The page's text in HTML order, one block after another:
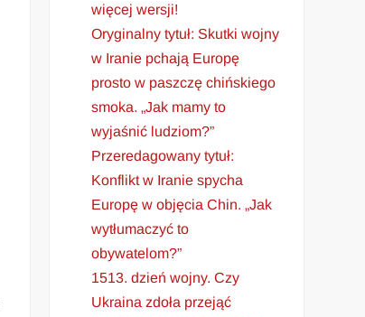
więcej wersji!
Oryginalny tytuł: Skutki wojny
w Iranie pchają Europę
prosto w paszczę chińskiego
smoka. „Jak mamy to
wyjaśnić ludziom?”
Przeredagowany tytuł:
Konflikt w Iranie spycha
Europę w objęcia Chin. „Jak
wytłumaczyć to
obywatelom?”
1513. dzień wojny. Czy
Ukraina zdoła przejąć